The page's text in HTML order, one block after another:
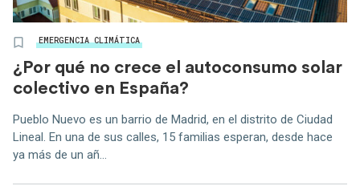
EMERGENCIA CLIMÁTICA
¿Por qué no crece el autoconsumo solar
colectivo en España?
Pueblo Nuevo es un barrio de Madrid, en el distrito de Ciudad
Lineal. En una de sus calles, 15 familias esperan, desde hace
ya más de un añ...